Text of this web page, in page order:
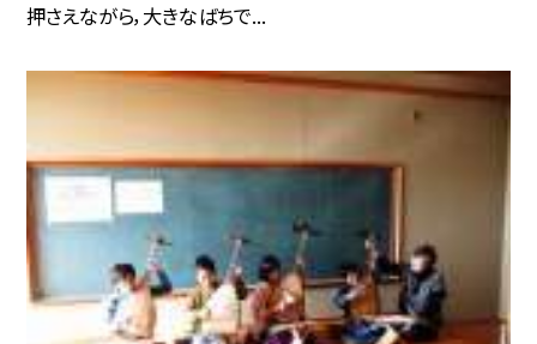
押さえながら，大きなばちで...